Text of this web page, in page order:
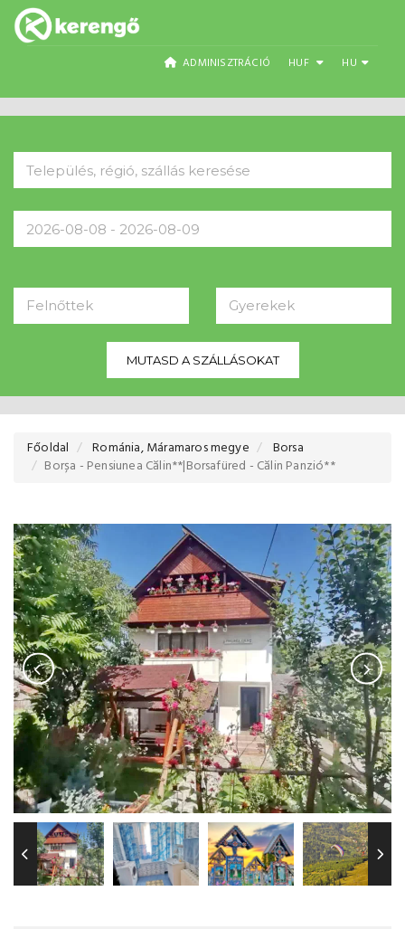
ADMINISZTRÁCIÓ HUF HU
Felnőttek Gyerekek
MUTASD A SZÁLLÁSOKAT
Főoldal Románia, Máramaros megye
Borsa
Borșa - Pensiunea Călin**|Borsafüred - Călin Panzió**